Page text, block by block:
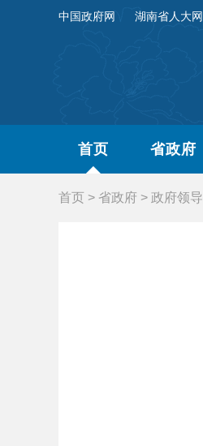
中国政府网 湖南省人大网
首页 省政府
首页 > 省政府 > 政府领导